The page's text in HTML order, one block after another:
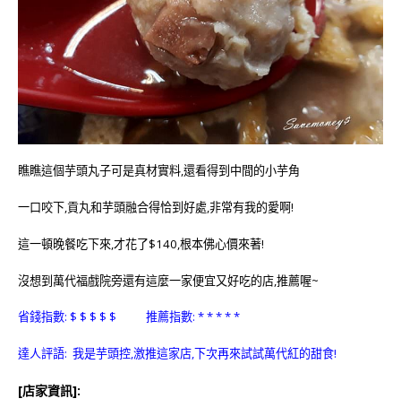
瞧瞧這個芋頭丸子可是真材實料,還看得到中間的小芋角
一口咬下,貢丸和芋頭融合得恰到好處,非常有我的愛啊!
這一頓晚餐吃下來,才花了$140,根本佛心價來著!
沒想到萬代福戲院旁還有這麼一家便宜又好吃的店,推薦喔~
省錢指數: $ $ $ $ $ 推薦指數: * * * * *
達人評語: 我是芋頭控,激推這家店,下次再來試試萬代紅的甜食!
[店家資訊]: